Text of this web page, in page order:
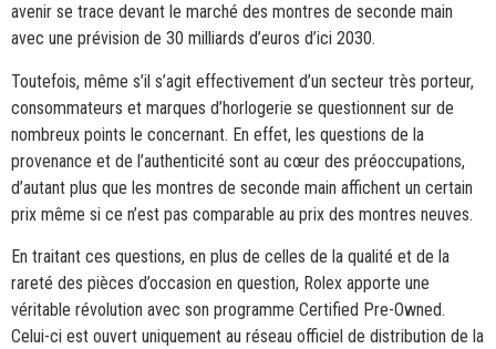
avenir se trace devant le marché des montres de seconde main
avec une prévision de 30 milliards d’euros d’ici 2030.
Toutefois, même s’il s’agit effectivement d’un secteur très porteur,
consommateurs et marques d’horlogerie se questionnent sur de
nombreux points le concernant. En effet, les questions de la
provenance et de l’authenticité sont au cœur des préoccupations,
d’autant plus que les montres de seconde main affichent un certain
prix même si ce n’est pas comparable au prix des montres neuves.
En traitant ces questions, en plus de celles de la qualité et de la
rareté des pièces d’occasion en question, Rolex apporte une
véritable révolution avec son programme Certified Pre-Owned.
Celui-ci est ouvert uniquement au réseau officiel de distribution de la